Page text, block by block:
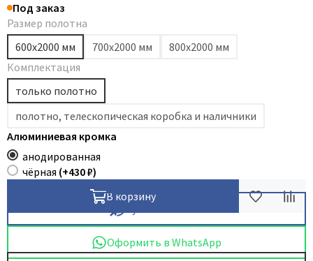
Comaglio
Comit
Covali
Dircode
Eclisse
El Porta
Fantom
Fimet
Fratelli Cattini
GlassTur
Под заказ
Размер полотна
600х2000 мм
700х2000 мм
800х2000 мм
Комплектация
только полотно
полотно, телескопическая коробка и наличники
Алюминиевая кромка
анодированная
чёрная (+430 ₽)
В корзину
Оформить в WhatsApp